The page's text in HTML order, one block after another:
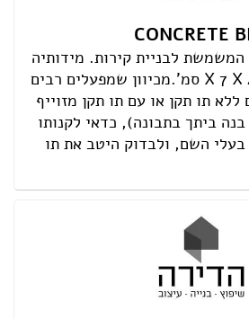
המשמשת לבניית קירות. מידותיה
המקובלות הן X 7 X 40 20 סמ'.מכיוון שמפעלים רבים
ללא תו תקן או עם תו תקן מזוייף
ביתך בתבונה), כדאי לקנותו
השם, ולבדוק היטב את תו